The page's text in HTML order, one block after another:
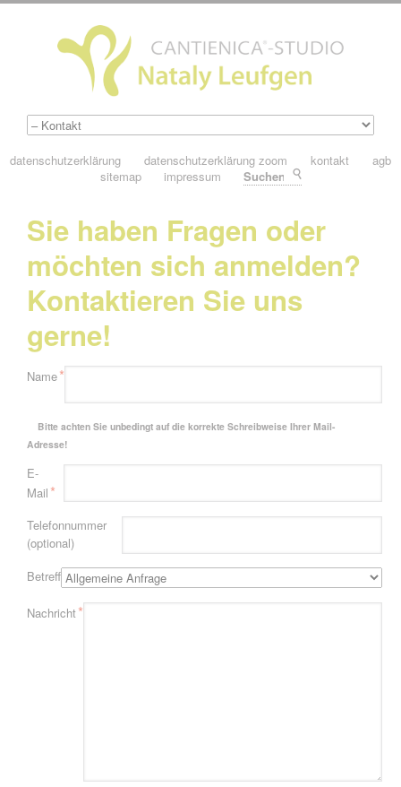
datenschutzerklärung datenschutzerklärung zoom kontakt
agb
sitemap
impressum
Sie haben Fragen oder
möchten sich anmelden?
Kontaktieren Sie uns
gerne!
Pflichtfeld
Name*
Bitte achten Sie unbedingt auf die korrekte Schreibweise Ihrer Mail-
Adresse!
Pflichtfeld
E-
Mail *
Telefonnummer
(optional)
Betreff
Pflichtfeld
Nachricht*